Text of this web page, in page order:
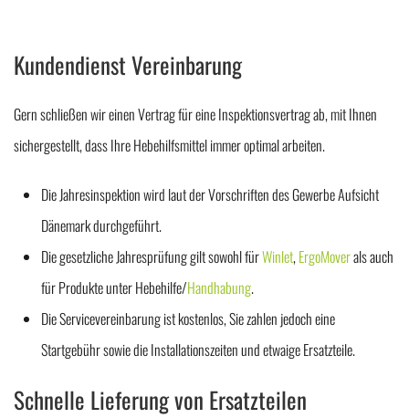
Kundendienst Vereinbarung
Gern schließen wir einen Vertrag für eine Inspektionsvertrag ab, mit Ihnen
sichergestellt, dass Ihre Hebehilfsmittel immer optimal arbeiten.
Die Jahresinspektion wird laut der Vorschriften des Gewerbe Aufsicht
Dänemark durchgeführt.
Die gesetzliche Jahresprüfung gilt sowohl fürWinlet,ErgoMoverals auch
für Produkte unter Hebehilfe/Handhabung.
Die Servicevereinbarung ist kostenlos, Sie zahlen jedoch eine
Startgebühr sowie die Installationszeiten und etwaige Ersatzteile.
Schnelle Lieferung von Ersatzteilen